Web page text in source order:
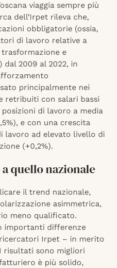
viaggia sempre più
dell’Irpet rileva che,
obbligatorie (ossia,
di lavoro relative a
e
dal 2009 al 2022, in
principalmente nei
retribuiti con salari bassi
di lavoro a media
e con una crescita
lavoro ad elevato livello di
(+0,2%).
quello nazionale
il trend nazionale,
asimmetrica,
meno qualificato.
importanti differenze
Irpet – in merito
risultati sono migliori
è più solido,